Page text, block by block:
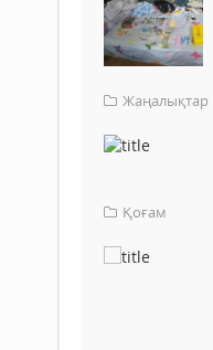
Жаңалықтар
Қоғам